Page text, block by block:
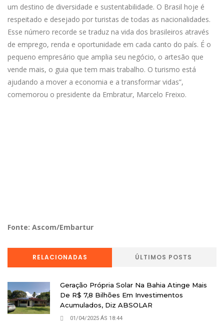
um destino de diversidade e sustentabilidade. O Brasil hoje é
respeitado e desejado por turistas de todas as nacionalidades.
Esse número recorde se traduz na vida dos brasileiros através
de emprego, renda e oportunidade em cada canto do país. É o
pequeno empresário que amplia seu negócio, o artesão que
vende mais, o guia que tem mais trabalho. O turismo está
ajudando a mover a economia e a transformar vidas”,
comemorou o presidente da Embratur, Marcelo Freixo.
Fonte: Ascom/Embartur
RELACIONADAS ÚLTIMOS POSTS
Geração Própria Solar Na Bahia Atinge Mais
De R$ 7,8 Bilhões Em Investimentos
Acumulados, Diz ABSOLAR
01/04/2025 ÁS 18:44